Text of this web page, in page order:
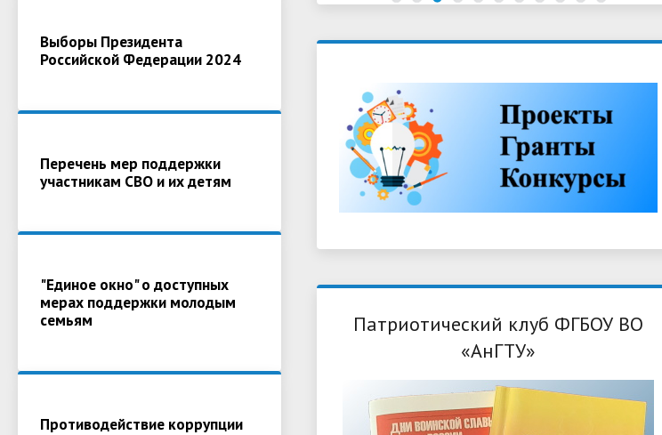
Выборы Президента
Российской Федерации 2024
Перечень мер поддержки
участникам СВО и их детям
"Единое окно" о доступных
мерах поддержки молодым
семьям
Противодействие коррупции
Патриотический клуб ФГБОУ ВО
«АнГТУ»